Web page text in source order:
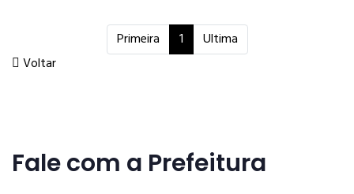
Primeira 1
Ultima
Voltar
Fale com a Prefeitura